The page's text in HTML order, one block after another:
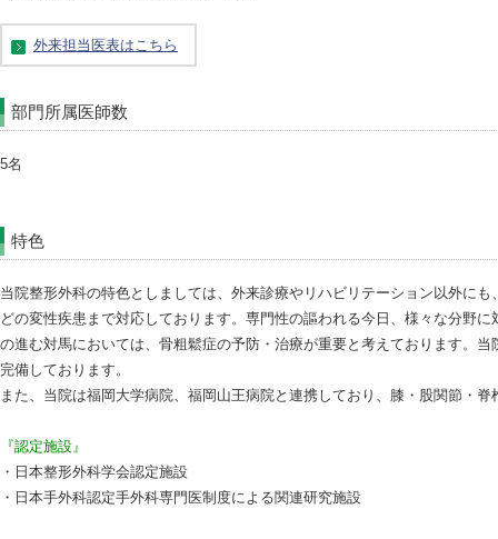
外来担当医表はこちら
部門所属医師数
5名
特色
当院整形外科の特色としましては、外来診療やリハビリテーション以外に
どの変性疾患まで対応しております。専門性の謳われる今日、様々な分野
の進む対馬においては、骨粗鬆症の予防・治療が重要と考えております。
完備しております。
また、当院は福岡大学病院、福岡山王病院と連携しており、膝・股関節・
『認定施設』
・日本整形外科学会認定施設
・日本手外科認定手外科専門医制度による関連研究施設